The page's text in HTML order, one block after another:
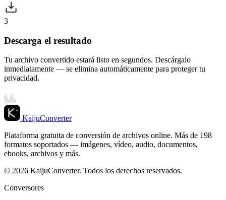
3
Descarga el resultado
Tu archivo convertido estará listo en segundos. Descárgalo
inmediatamente — se elimina automáticamente para proteger tu
privacidad.
KaijuConverter
Plataforma gratuita de conversión de archivos online. Más de 198
formatos soportados — imágenes, vídeo, audio, documentos,
ebooks, archivos y más.
© 2026 KaijuConverter. Todos los derechos reservados.
Conversores